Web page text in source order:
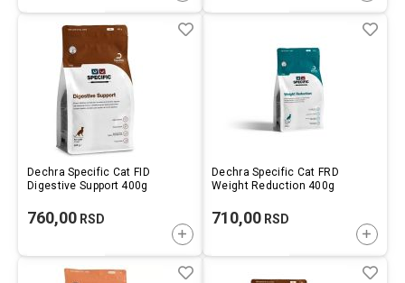
Dechra Specific Cat FID
Digestive Support 400g
760,00 RSD
DODAJTE U KORPU
Lista
Uporedi
Dechra Specific Cat FRD
Weight Reduction 400g
710,00 RSD
Lista
Uporedi